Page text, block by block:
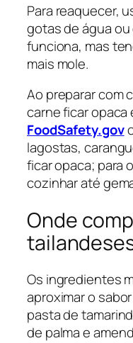
Para reaquecer,
gotas de água
funciona, mas
mais mole.
Ao preparar com
carne ficar opaca
FoodSafety.gov
lagostas,
ficar opaca; para
cozinhar até
Onde
Os ingredientes
aproximar o
pasta de
de palma e